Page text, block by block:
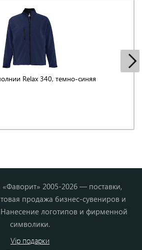
Relax 340, темно-синяя
2005-2026 — поставки,
продажа бизнес-сувениров и
логотипов и фирменной
символики.
Vip подарки